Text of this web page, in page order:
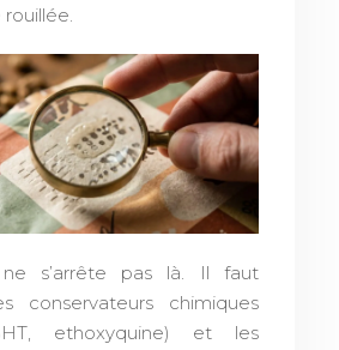
ne s’arrête pas là. Il faut
conservateurs chimiques
ethoxyquine) et les